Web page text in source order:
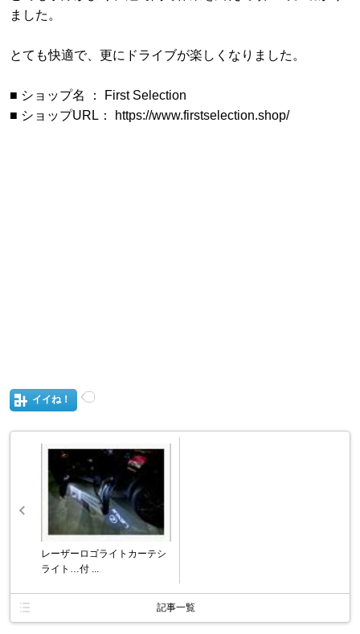
ました。
とても快適で、更にドライブが楽しくなりました。
■ ショップ名 ： First Selection
■ ショップURL： https://www.firstselection.shop/
イイね！
レーザーロゴライトカーテシ
ライト…付 ...
記事一覧